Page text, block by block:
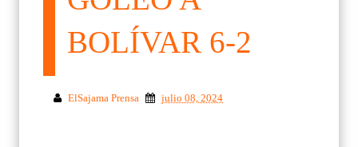
BOLÍVAR 6-2
ElSajama Prensa julio 08, 2024